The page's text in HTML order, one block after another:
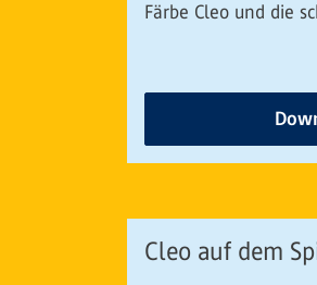
Färbe Cleo und die
Cleo auf dem